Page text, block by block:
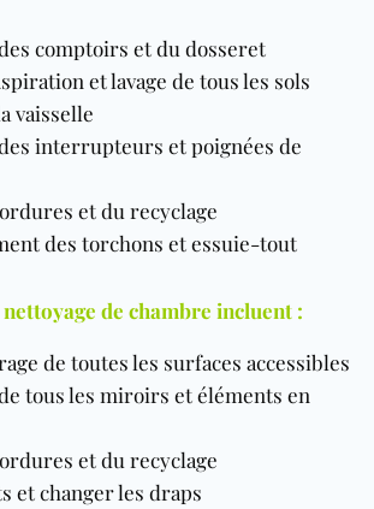
comptoirs et du dosseret
et lavage de tous les sols
vaisselle
interrupteurs et poignées de
et du recyclage
des torchons et essuie-tout
de chambre incluent :
de toutes les surfaces accessibles
tous les miroirs et éléments en
et du recyclage
et changer les draps